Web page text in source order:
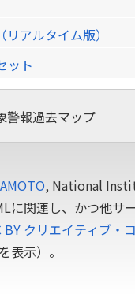
アルタイム版）
ット
警報過去マップ
, National
に関連し、かつ他サ
BY クリエイティブ・
表示）。